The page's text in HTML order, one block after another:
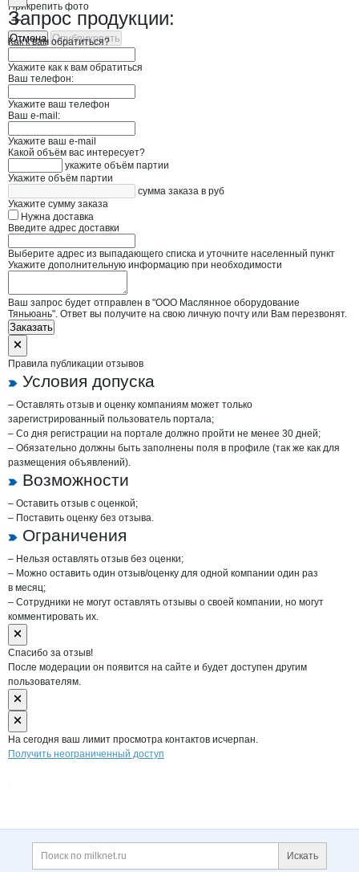
Прикрепить фото
Отмена Опубликовать
Запрос продукции:
Как к вам обратиться?
Укажите как к вам обратиться
Ваш телефон:
Укажите ваш телефон
Ваш e-mail:
Укажите ваш e-mail
Какой объём вас интересует?
укажите объём партии
Укажите объём партии
сумма заказа в руб
Укажите сумму заказа
Нужна доставка
Введите адрес доставки
Выберите адрес из выпадающего списка и уточните населенный пункт
Укажите дополнительную информацию при необходимости
Ваш запрос будет отправлен в "ООО Маслянное оборудование
Тяньюань". Ответ вы получите на свою личную почту или Вам перезвонят.
Заказать
Правила публикации отзывов
Условия допуска
– Оставлять отзыв и оценку компаниям может только
зарегистрированный пользователь портала;
– Со дня регистрации на портале должно пройти не менее 30 дней;
– Обязательно должны быть заполнены поля в профиле (так же как для
размещения объявлений).
Возможности
– Оставить отзыв с оценкой;
– Поставить оценку без отзыва.
Ограничения
– Нельзя оставлять отзыв без оценки;
– Можно оставить один отзыв/оценку для одной компании один раз
в месяц;
– Сотрудники не могут оставлять отзывы о своей компании, но могут
комментировать их.
Спасибо за отзыв!
После модерации он появится на сайте и будет доступен другим
пользователям.
На сегодня ваш лимит просмотра контактов исчерпан.
Получить неограниченный доступ
Дополнительная информация
Поиск по сайту и
Искать